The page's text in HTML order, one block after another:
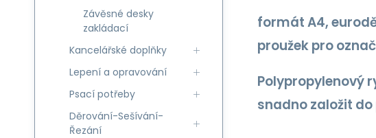
formát A4,
proužek pro
Polypropylenový
snadno založit
Závěsné desky
zakládací
Kancelářské doplňky
Lepení a opravování
Psací potřeby
Děrování-Sešívání-
Řezání